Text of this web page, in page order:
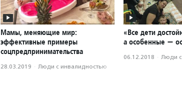
Мамы, меняющие мир:
эффективные примеры
соцпредпринимательства
28.03.2019 · Люди с инвалидностью
«Все дети
а особенные —
06.12.2018 · Люди